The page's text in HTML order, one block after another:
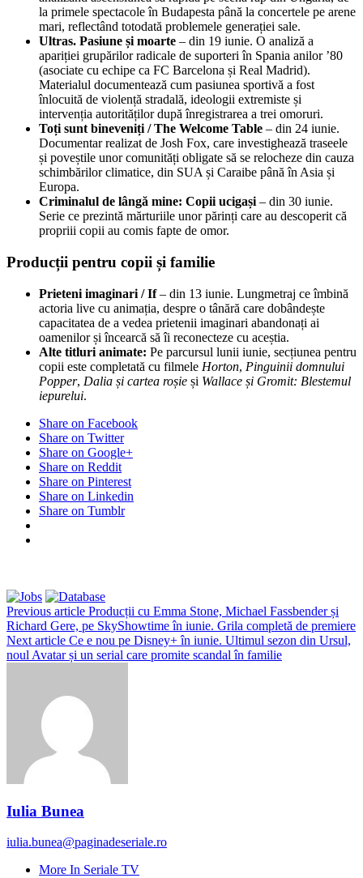
la primele spectacole în Budapesta până la concertele pe arene
mari, reflectând totodată problemele generației sale.
Ultras. Pasiune și moarte – din 19 iunie. O analiză a
apariției grupărilor radicale de suporteri în Spania anilor ’80
(asociate cu echipe ca FC Barcelona și Real Madrid).
Materialul documentează cum pasiunea sportivă a fost
înlocuită de violență stradală, ideologii extremiste și
intervenția autorităților după înregistrarea a trei omoruri.
Toți sunt bineveniți / The Welcome Table – din 24 iunie.
Documentar realizat de Josh Fox, care investighează traseele
și poveștile unor comunități obligate să se relocheze din cauza
schimbărilor climatice, din SUA și Caraibe până în Asia și
Europa.
Criminalul de lângă mine: Copii ucigași – din 30 iunie.
Serie ce prezintă mărturiile unor părinți care au descoperit că
propriii copii au comis fapte de omor.
Producții pentru copii și familie
Prieteni imaginari / If– din 13 iunie. Lungmetraj ce îmbină
actoria live cu animația, despre o tânără care dobândește
capacitatea de a vedea prietenii imaginari abandonați ai
oamenilor și încearcă să îi reconecteze cu aceștia.
Alte titluri animate: Pe parcursul lunii iunie, secțiunea pentru
copii este completată cu filmele Horton, Pinguinii domnului
Popper, Dalia și cartea roșie și Wallace și Gromit: Blestemul
iepurelui.
Share on Facebook
Share on Twitter
Share on Google+
Share on Reddit
Share on Pinterest
Share on Linkedin
Share on Tumblr
Previous article Producții cu Emma Stone, Michael Fassbender și
Richard Gere, pe SkyShowtime în iunie. Grila completă de premiere
Next article Ce e nou pe Disney+ în iunie. Ultimul sezon din Ursul,
noul Avatar și un serial care promite scandal în familie
Iulia Bunea
iulia.bunea@paginadeseriale.ro
More In Seriale TV